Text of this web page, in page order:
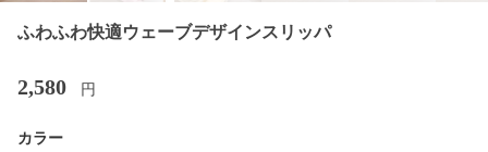
ふわふわ快適ウェーブデザインスリッパ
2,580 円
カラー